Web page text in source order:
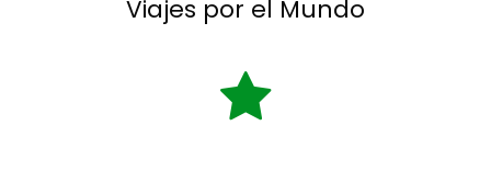
Viajes por el Mundo